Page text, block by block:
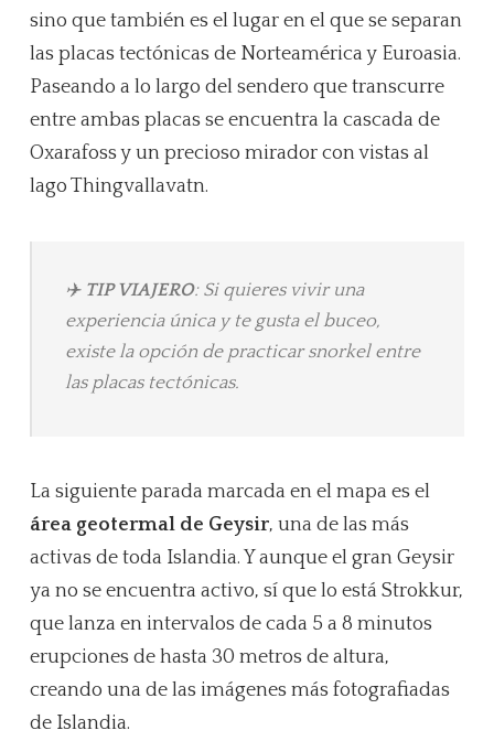
sino que también es el lugar en el que se separan
las placas tectónicas de Norteamérica y Euroasia.
Paseando a lo largo del sendero que transcurre
entre ambas placas se encuentra la cascada de
Oxarafoss y un precioso mirador con vistas al
lago Thingvallavatn.
✈️ TIP VIAJERO: Si quieres vivir una
experiencia única y te gusta el buceo,
existe la opción de practicar snorkel entre
las placas tectónicas.
La siguiente parada marcada en el mapa es el
área geotermal de Geysir, una de las más
activas de toda Islandia. Y aunque el gran Geysir
ya no se encuentra activo, sí que lo está Strokkur,
que lanza en intervalos de cada 5 a 8 minutos
erupciones de hasta 30 metros de altura,
creando una de las imágenes más fotografiadas
de Islandia.